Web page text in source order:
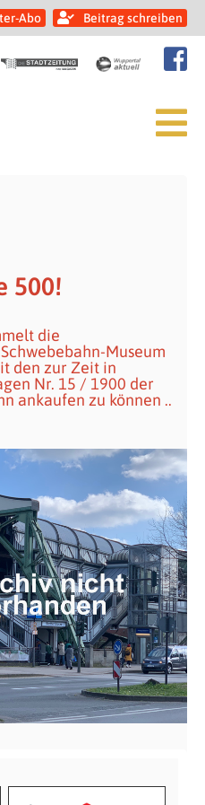
Abo Beitrag schreiben
500!
die
Museum
den zur Zeit in
Nr. 15 / 1900 der
ankaufen zu können ..